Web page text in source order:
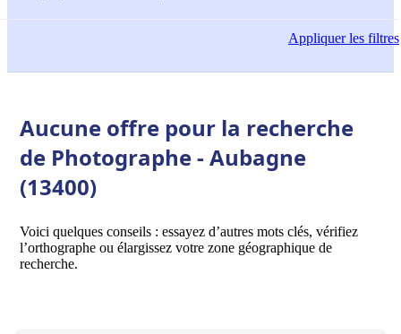
Appliquerles filtres
Aucune offre pour la recherche
de Photographe - Aubagne
(13400)
Voici quelques conseils : essayez d’autres mots clés, vérifiez
l’orthographe ou élargissez votre zone géographique de
recherche.